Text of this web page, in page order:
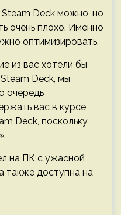
Steam Deck можно, но
очень плохо. Именно
оптимизировать.
из вас хотели бы
Deck, мы
очередь
вас в курсе
Deck, поскольку
на ПК с ужасной
также доступна на